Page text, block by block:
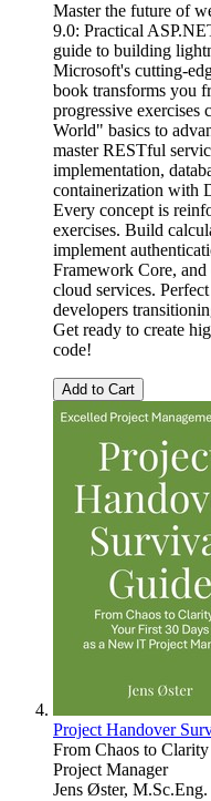
Master the future of
9.0: Practical
guide to building
Microsoft's cutting-
book transforms you
progressive
World" basics to
master RESTful
implementation,
containerization with
Every concept is
exercises. Build
implement
Framework Core,
cloud services.
developers
Get ready to create
code!
Add to Cart
Project Handover
From Chaos to
Project Manager
Jens Øster, M.Sc.Eng.